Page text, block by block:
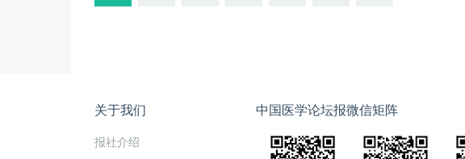
关于我们
报社介绍
中国医学论坛报微信矩阵